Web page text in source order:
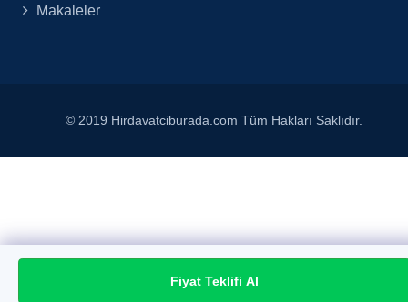
Fiyat Teklifi Al
Makaleler
© 2019 Hirdavatciburada.com Tüm Hakları Saklıdır.